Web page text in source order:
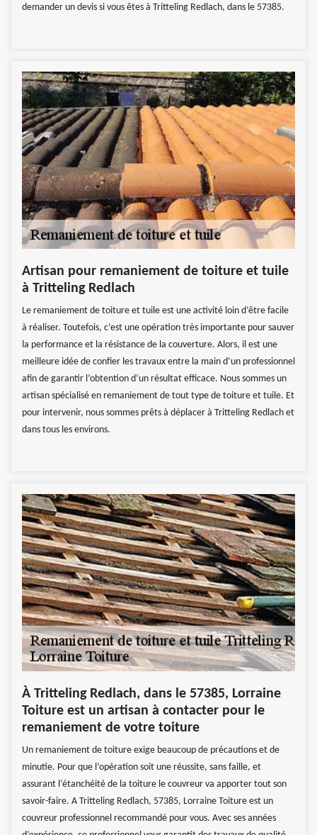
demander un devis si vous êtes à Tritteling Redlach, dans le 57385.
Artisan pour remaniement de toiture et tuile
à Tritteling Redlach
Le remaniement de toiture et tuile est une activité loin d’être facile
à réaliser. Toutefois, c’est une opération très importante pour sauver
la performance et la résistance de la couverture. Alors, il est une
meilleure idée de confier les travaux entre la main d’un professionnel
afin de garantir l’obtention d’un résultat efficace. Nous sommes un
artisan spécialisé en remaniement de tout type de toiture et tuile. Et
pour intervenir, nous sommes prêts à déplacer à Tritteling Redlach et
dans tous les environs.
À Tritteling Redlach, dans le 57385, Lorraine
Toiture est un artisan à contacter pour le
remaniement de votre toiture
Un remaniement de toiture exige beaucoup de précautions et de
minutie. Pour que l’opération soit une réussite, sans faille, et
assurant l’étanchéité de la toiture le couvreur va apporter tout son
savoir-faire. A Tritteling Redlach, 57385, Lorraine Toiture est un
couvreur professionnel recommandé pour vous. Avec ses années